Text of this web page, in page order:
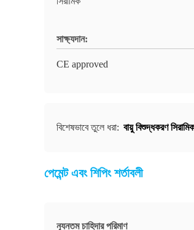
সাক্ষ্যদান:
CE approved
বিশেষভাবে তুলে ধরা: বায়ু বিশুদ্ধকরণ
পেমেন্ট এবং শিপিং শর্তাবলী
ন্যূনতম চাহিদার পরিমাণ